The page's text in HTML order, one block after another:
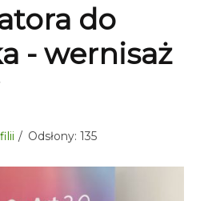
do
- wernisaż
Odsłony: 135